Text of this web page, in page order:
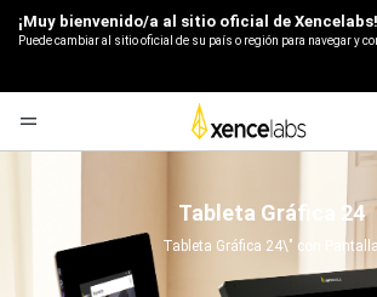
¡Muy bienvenido/a al sitio oficial de Xencelabs!
Puede cambiar al sitio oficial de su país o región para navegar y
Tableta Gráfica 24
Tableta Gráfica 24\" con Pantalla